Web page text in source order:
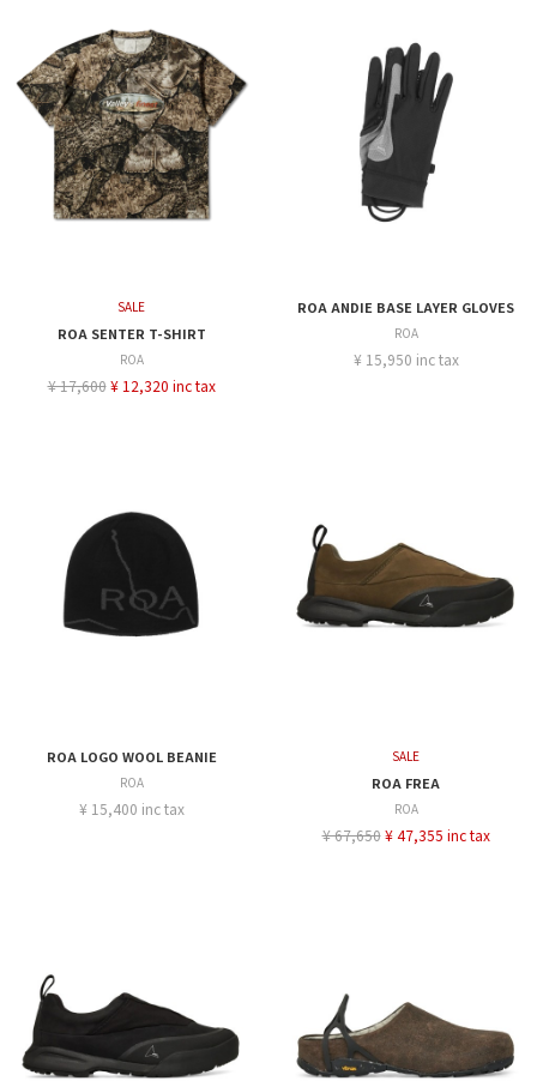
SALE
ROA SENTER T-SHIRT
ROA
¥ 17,600 ¥ 12,320 inc tax
ROA ANDIE BASE LAYER GLOVES
ROA
¥ 15,950 inc tax
ROA LOGO WOOL BEANIE
ROA
¥ 15,400 inc tax
SALE
ROA FREA
ROA
¥ 67,650 ¥ 47,355 inc tax